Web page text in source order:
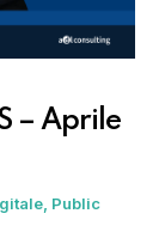
– Aprile
Public